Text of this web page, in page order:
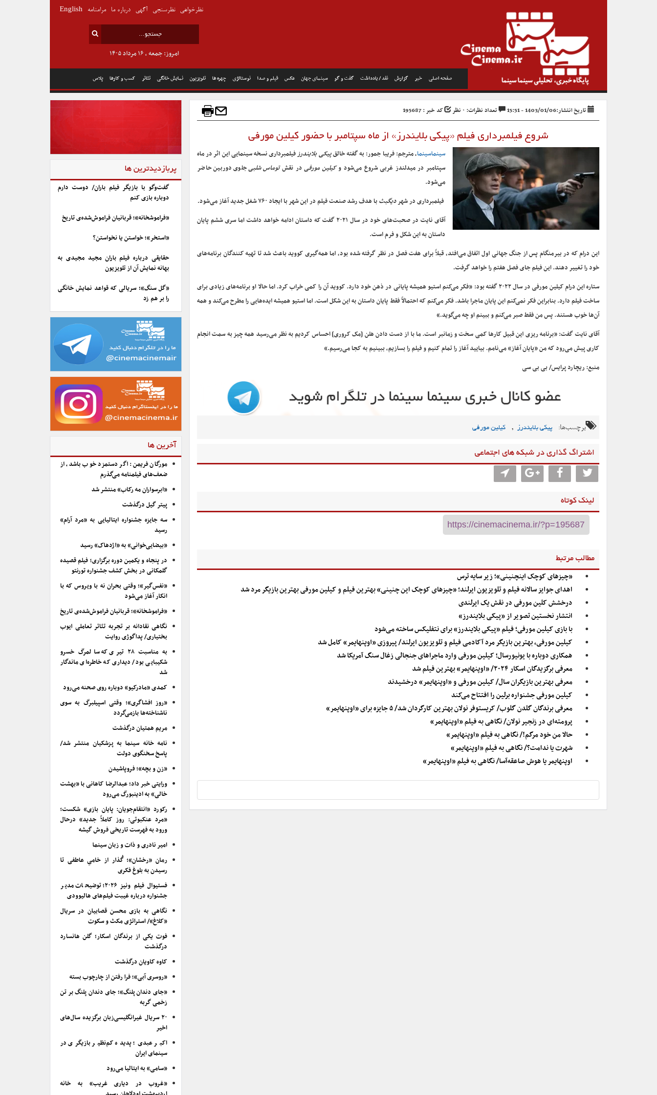
صفحه اصلی خبر گزارش نقد / یادداشت گفت و گو سینمای جهان عکس فیلم و صدا نوستالژی چهره ها تلویزیون نمایش خانگی تئاتر کسب و کارها پلاس
امروز: جمعه , ۱۶ مرداد ۱۴۰۵
نظرخواهی نظرسنجی آگهی درباره ما مرامنامه English
تاریخ انتشار:1403/01/06 - 15:51 تعداد نظرات: ۰ نظر کد خبر : 195687
شروع فیلمبرداری فیلم «پیکی بلایندرز» از ماه سپتامبر با حضور کیلین مورفی
سینماسینما، مترجم: فریبا جمور: به گفته خالقپیکی بلایندرزفیلمبرداری نسخه سینمایی این اثر در ماه
سپتامبر در میدلندز غربی شروع می‌شود وکیلین مورفیدر نقشتوماس شلبیجلوی دوربین حاضر
می‌شود.
فیلمبرداری در شهردیگبثبا هدف رشد صنعت فیلم در این شهر با ایجاد ۷۶۰ شغل جدید آغاز می‌شود.
آقای نایت در صحبت‌های خود در سال ۲۰۲۱ گفت که داستان ادامه خواهد داشت اما سری ششم پایان
داستان به این شکل و فرم است.
این درام که در بیرمنگام پس از جنگ جهانی اول اتفاق می‌افتد، قبلاً برای هفت فصل در نظر گرفته شده بود، اما همه‌گیری کووید باعث شد تا تهیه کنندگان برنامه‌های
خود را تغییر دهند. این فیلم جای فصل هفتم را خواهد گرفت.
ستاره این درام کیلین مورفی در سال ۲۰۲۲ گفته بود: «فکر می‌کنم استیو همیشه پایانی در ذهن خود دارد. کووید آن را کمی خراب کرد. اما حالا او برنامه‌های زیادی برای
ساخت فیلم دارد. بنابراین فکر نمی‌کنم این پایان ماجرا باشد. فکر می‌کنم که احتمالاً فقط پایان داستان به این شکل است. اما استیو همیشه ایده‌هایی را مطرح می‌کند و همه
آن‌ها خوب هستند. پس من فقط صبر می‌کنم و ببینم او چه می‌گوید.»
آقای نایت گفت: «برنامه ریزی این قبیل کارها کمی سخت و زمانبر است. ما با از دست دادن هلن [مک کروری] احساس کردیم به نظر می‌رسید همه چیز به سمت انجام
کاری پیش می‌رود که من «پایان آغاز» می‌نامم. بیایید آغاز را تمام کنیم و فیلم را بسازیم، ببینیم به کجا می‌رسیم.»
منبع: ریچارد پرایس/ بی بی سی
برچسب‌ها: پیکی بلایندرز , کیلین مورفی
اشتراگ گذاری در شبکه های اجتماعی
لینک کوتاه
مطالب مرتبط
«چیزهای کوچک اینچنینی»؛ زیر سایه ترس
اهدای جوایز سالانه فیلم و تلویزیون ایرلند؛ «چیزهای کوچک این چنینی» بهترین فیلم و کیلین مورفی بهترین بازیگر مرد شد
درخشش کلین مورفی در نقش یک ایرلندی
انتشار نخستین تصویر از «پیکی بلایندرز»
با بازی کیلین مورفی؛ فیلم «پیکی بلایندرز» برای نتفلیکس ساخته می‌شود
کیلین مورفی، بهترین بازیگر مرد آکادمی فیلم و تلویزیون ایرلند/ پیروزی «اوپنهایمر» کامل شد
همکاری دوباره با یونیورسال؛ کیلین مورفی وارد ماجراهای جنجالی زغال سنگ آمریکا شد
معرفی برگزیدگان اسکار ۲۰۲۴/ «اوپنهایمر» بهترین فیلم شد
معرفی بهترین بازیگران سال/ کیلین مورفی و «اوپنهایمر» درخشیدند
کیلین مورفی جشنواره برلین را افتتاح می‌کند
معرفی برندگان گلدن گلوب/ کریستوفر نولان بهترین کارگردان شد/ ۵ جایزه برای «اوپنهایمر»
پرومته‌ای در زنجیر نولان/ نگاهی به فیلم «اوپنهایمر»
حالا من خود مرگم!/ نگاهی به فیلم «اوپنهایمر»
شهرت یا ندامت؟/ نگاهی به فیلم «اوپنهایمر»
اوپنهایمر یا هوش صاعقه‌آسا/ نگاهی به فیلم «اوپنهایمر»
پربازدیدترین ها
گفت‌وگو با بازیگر فیلم باران/ دوست دارم
دوباره بازی کنم
«فراموشخانه»؛ قربانیان فراموش‌شده‌ی تاریخ
«استخر»؛ خواستن یا نخواستن؟
حقایقی درباره فیلم باران مجید مجیدی به
بهانه نمایش آن از تلویزیون
«گل سنگ»؛ سریالی که قواعد نمایش خانگی
را بر هم زد
آخرین ها
مورگان فریمن: اگر دستمزد خوب باشد، از
ضعف‌های فیلمنامه می‌گذرم
«ابرسواران مه رکاب» منتشر شد
پیتر گیل درگذشت
سه جایزه جشنواره ایتالیایی به «مرد آرام»
رسید
«بیضایی‌خوانی» به «اژدهاک» رسید
در پنجاه و یکمین دوره برگزاری؛ فیلم قصیده
گلمکانی در بخش کشف جشنواره تورنتو
«نفس‌گیر»؛ وقتی بحران نه با ویروس که با
انکار آغاز می‌شود
«فراموشخانه»؛ قربانیان فراموش‌شده‌ی تاریخ
نگاهی نقادانه بر تجربه تئاتر تعاملی ایوب
بختیاری/ پداگوژی روایت
به مناسبت ۲۸ تیری که سالمرگ خسرو
شکیبایی بود/ دیداری که خاطره‌ای ماندگار
شد
کمدی «مادرکیو» دوباره روی صحنه می‌رود
«روز افشاگری»؛ وقتی اسپیلبرگ به سوی
ناشناخته‌ها بازمی‌گردد
مریم همتیان درگذشت
نامه خانه سینما به پزشکیان منتشر شد/
پاسخ سخنگوی دولت
«زن و بچه»؛ فروپاشیدن
ورایتی خبر داد؛ عبدالرضا کاهانی با «بهشت
خالی» به ادینبورگ می‌رود
رکورد «انتقام‌جویان: پایان بازی» شکست؛
«مرد عنکبوتی: روز کاملاً جدید» درحال
ورود به فهرست تاریخی فروش گیشه
امیر نادری و ذات و زبان سینما
رمان «رخشان»؛ گُذار از خامیِ عاطفی تا
رسیدن به بلوغ فکری
فستیوال فیلم ونیز ۲۰۲۶؛ توضیحات مدیر
جشنواره درباره غیبت فیلم‌های هالیوودی
نگاهی به بازی محسن قصابیان در سریال
«کلاغ»/ استراتژی مکث و سکوت
فوت یکی از برندگان اسکار؛ گلن هانسارد
درگذشت
کاوه کاویان درگذشت
«روسری آبی»؛ فرا رفتن از چارچوب بسته
«جای دندان پلنگ»؛ جای دندان پلنگ بر تن
زخمی گربه
۲۰ سریال غیرانگلیسی‌زبان برگزیده سال‌های
اخیر
اکبر عبدی؛ پدیده کم‌نظیر بازیگری در
سینمای ایران
«سامی» به ایتالیا می‌رود
«غروب در دیاری غریب» به خانه